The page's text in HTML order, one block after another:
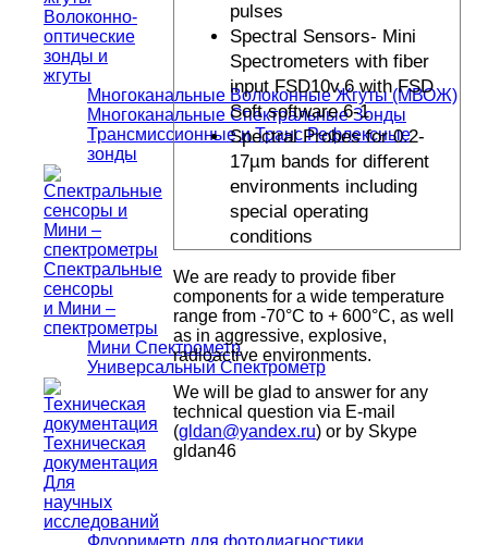
pulses
Spectral Sensors- Mini
Spectrometers with fiber
input FSD10v.6 with FSD
Soft software.6-1
Spectral Probes for 0.2-
17µm bands for different
environments including
special operating
conditions
We are ready to provide fiber
components for awide temperature
range from -70°C to + 600°C, as well
as in aggressive, explosive,
radioactive environments.
We will be glad to answer for any
technical question via E-mail
(gldan@yandex.ru) or by Skype
gldan46
Волоконно-
оптические
зонды и
жгуты
Многоканальные Волоконные Жгуты (МВОЖ)
Многоканальные Спектральные Зонды
Трансмиссионные и Транс Рефлексные
зонды
Спектральные
сенсоры
и Мини –
спектрометры
Мини Спектрометр
Универсальный Спектрометр
Техническая
документация
Для
научных
исследований
Флуориметр для фотодиагностики